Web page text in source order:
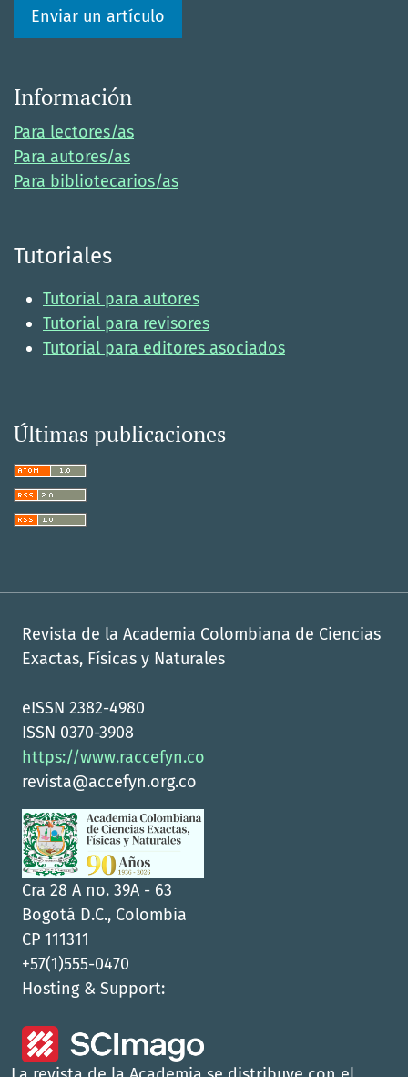
Enviar un artículo
Información
Para lectores/as
Para autores/as
Para bibliotecarios/as
Tutoriales
Tutorial para autores
Tutorial para revisores
Tutorial para editores asociados
Últimas publicaciones
Revista de la Academia Colombiana de Ciencias
Exactas, Físicas y Naturales
eISSN 2382-4980
ISSN 0370-3908
https://www.raccefyn.co
revista@accefyn.org.co
Cra 28 A no. 39A - 63
Bogotá D.C., Colombia
CP 111311
+57(1)555-0470
Hosting & Support: